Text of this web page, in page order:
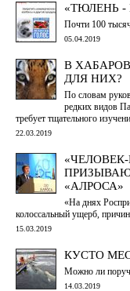
«ТЮЛЕНЬ -
Почти 100
05.04.2019
В
ДЛЯ НИХ?
По словам
редких видов
требует тщательного
22.03.2019
«АЛРОСА»
«На днях
колоссальный ущерб,
15.03.2019
КУСТО
Можно ли
14.03.2019